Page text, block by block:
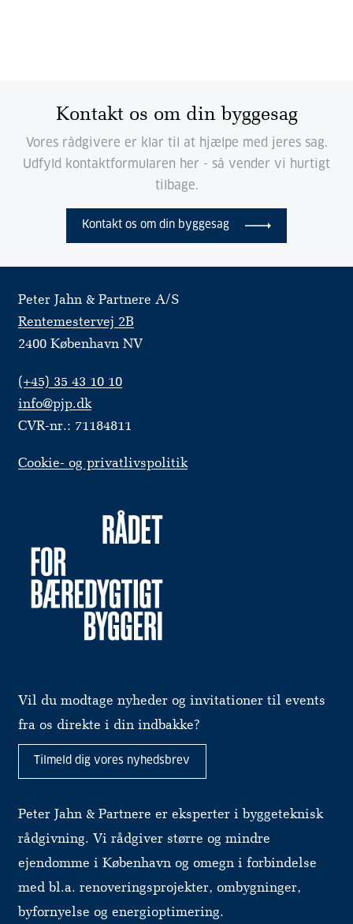
Kontakt os om din byggesag
Vores rådgivere er klar til at hjælpe med jeres sag.
Udfyld kontaktformularen her - så vender vi hurtigt
tilbage.
Kontakt os om din byggesag
Peter Jahn & Partnere A/S
Rentemestervej 2B
2400 København NV
(+45) 35 43 10 10
info@pjp.dk
CVR-nr.: 71184811
Cookie- og privatlivspolitik
Vil du modtage nyheder og invitationer til events
fra os direkte i din indbakke?
Tilmeld dig vores nyhedsbrev
Peter Jahn & Partnere er eksperter i byggeteknisk
rådgivning. Vi rådgiver større og mindre
ejendomme i København og omegn i forbindelse
med bl.a. renoveringsprojekter, ombygninger,
byfornyelse og energioptimering.